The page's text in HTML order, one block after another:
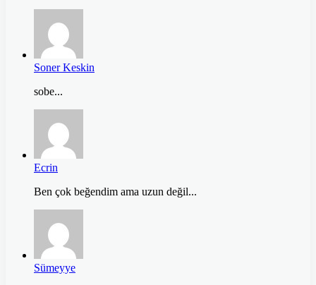
Soner Keskin
sobe...
Ecrin
Ben çok beğendim ama uzun değil...
Sümeyye